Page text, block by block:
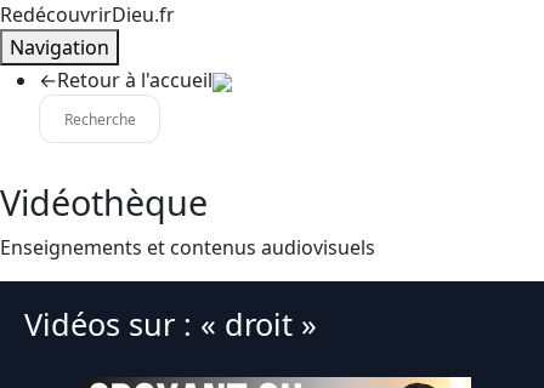
RedécouvrirDieu.fr
Navigation
←Retour à l'accueil
Vidéothèque
Enseignements et contenus audiovisuels
Vidéos sur : « droit »